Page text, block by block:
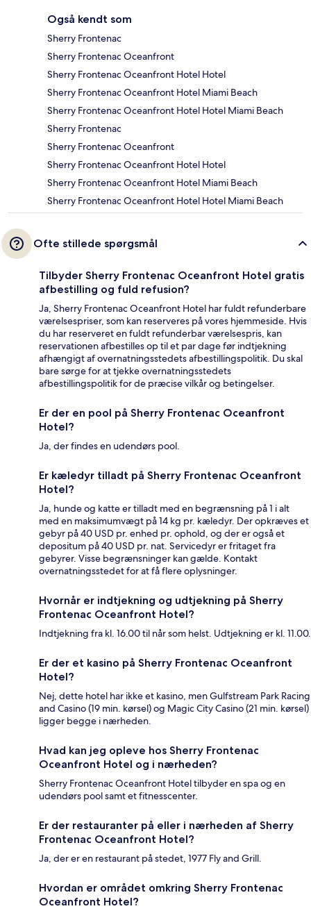
Også kendt som
Sherry Frontenac
Sherry Frontenac Oceanfront
Sherry Frontenac Oceanfront Hotel Hotel
Sherry Frontenac Oceanfront Hotel Miami Beach
Sherry Frontenac Oceanfront Hotel Hotel Miami Beach
Sherry Frontenac
Sherry Frontenac Oceanfront
Sherry Frontenac Oceanfront Hotel Hotel
Sherry Frontenac Oceanfront Hotel Miami Beach
Sherry Frontenac Oceanfront Hotel Hotel Miami Beach
Ofte stillede spørgsmål
Tilbyder Sherry Frontenac Oceanfront Hotel gratis
afbestilling og fuld refusion?
Ja, Sherry Frontenac Oceanfront Hotel har fuldt refunderbare
værelsespriser, som kan reserveres på vores hjemmeside. Hvis
du har reserveret en fuldt refunderbar værelsespris, kan
reservationen afbestilles op til et par dage før indtjekning
afhængigt af overnatningsstedets afbestillingspolitik. Du skal
bare sørge for at tjekke overnatningsstedets
afbestillingspolitik for de præcise vilkår og betingelser.
Er der en pool på Sherry Frontenac Oceanfront
Hotel?
Ja, der findes en udendørs pool.
Er kæledyr tilladt på Sherry Frontenac Oceanfront
Hotel?
Ja, hunde og katte er tilladt med en begrænsning på 1 i alt
med en maksimumvægt på 14 kg pr. kæledyr. Der opkræves et
gebyr på 40 USD pr. enhed pr. ophold, og der er også et
depositum på 40 USD pr. nat. Servicedyr er fritaget fra
gebyrer. Visse begrænsninger kan gælde. Kontakt
overnatningsstedet for at få flere oplysninger.
Hvornår er indtjekning og udtjekning på Sherry
Frontenac Oceanfront Hotel?
Indtjekning fra kl. 16.00 til når som helst. Udtjekning er kl. 11.00.
Er der et kasino på Sherry Frontenac Oceanfront
Hotel?
Nej, dette hotel har ikke et kasino, men Gulfstream Park Racing
and Casino (19 min. kørsel) og Magic City Casino (21 min. kørsel)
ligger begge i nærheden.
Hvad kan jeg opleve hos Sherry Frontenac
Oceanfront Hotel og i nærheden?
Sherry Frontenac Oceanfront Hotel tilbyder en spa og en
udendørs pool samt et fitnesscenter.
Er der restauranter på eller i nærheden af Sherry
Frontenac Oceanfront Hotel?
Ja, der er en restaurant på stedet, 1977 Fly and Grill.
Hvordan er området omkring Sherry Frontenac
Oceanfront Hotel?